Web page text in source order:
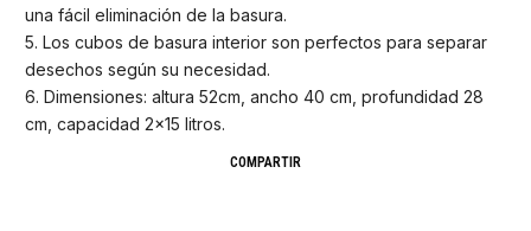
una fácil eliminación de la basura.
5. Los cubos de basura interior son perfectos para separar
desechos según su necesidad.
6. Dimensiones: altura 52cm, ancho 40 cm, profundidad 28
cm, capacidad 2x15 litros.
COMPARTIR